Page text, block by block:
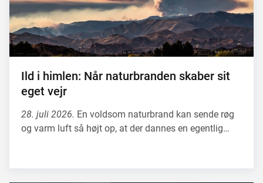
Ild i himlen: Når naturbranden skaber sit
eget vejr
28. juli 2026. En voldsom naturbrand kan sende røg
og varm luft så højt op, at der dannes en egentlig…